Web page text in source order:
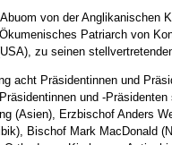
von der Anglikanischen
Patriarch von
zu seinen
acht Präsidentinnen und
und -
(Asien), Erzbischof Anders
Bischof Mark MacDonald